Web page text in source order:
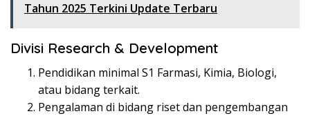
Tahun 2025 Terkini Update Terbaru
Divisi Research & Development
Pendidikan minimal S1 Farmasi, Kimia, Biologi,
atau bidang terkait.
Pengalaman di bidang riset dan pengembangan